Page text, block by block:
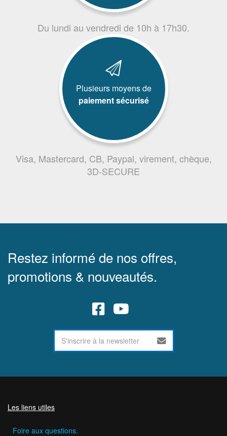
Du lundi au vendredi de 10h à 17h30.
Plusieurs moyens de
paiement sécurisé
Visa, Mastercard, CB, Paypal, virement, chèque,
3D-SECURE
Restez informé de nos offres,
promotions & nouveautés.
Les liens utiles
Foire aux questions.